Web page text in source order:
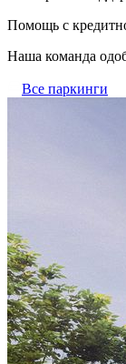
Помощь с
Наша команда
Все паркинги